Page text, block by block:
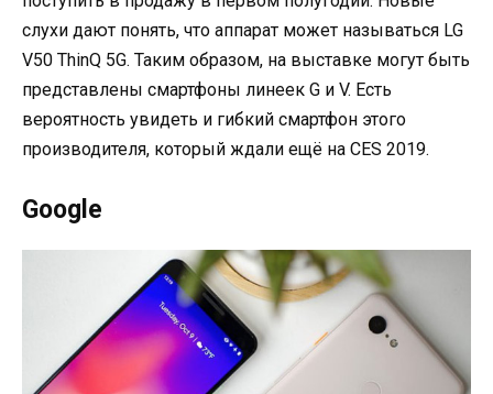
слухи дают понять, что аппарат может называться LG
V50 ThinQ 5G. Таким образом, на выставке могут быть
представлены смартфоны линеек G и V. Есть
вероятность увидеть и гибкий смартфон этого
производителя, который ждали ещё на CES 2019.
Google